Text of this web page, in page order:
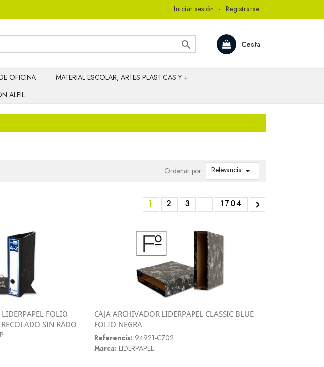
Iniciar sesión · Registrarse
Cesta

OFICINA
MATERIAL ESCOLAR, ARTES PLASTICAS Y +
ALFIL
Ordenar por: Relevancia 
1 2 3 1704 
FOLIO
SIN RADO
CAJA ARCHIVADOR LIDERPAPEL CLASSIC BLUE
FOLIO NEGRA
Referencia: 94921-CZ02
Marca: LIDERPAPEL